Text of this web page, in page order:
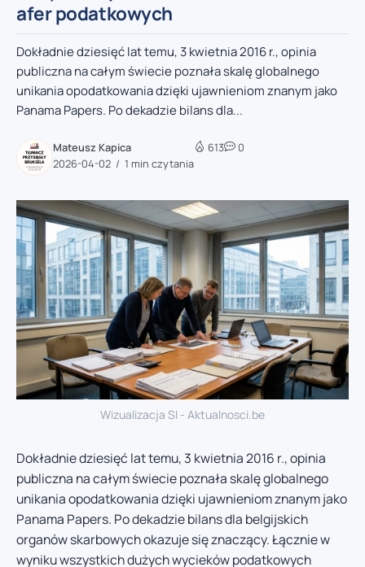
afer podatkowych
Dokładnie dziesięć lat temu, 3 kwietnia 2016 r., opinia
publiczna na całym świecie poznała skalę globalnego
unikania opodatkowania dzięki ujawnieniom znanym jako
Panama Papers. Po dekadzie bilans dla...
Mateusz Kapica
2026-04-02
1 min czytania
613 0
Wizualizacja SI - Aktualnosci.be
Dokładnie dziesięć lat temu, 3 kwietnia 2016 r., opinia
publiczna na całym świecie poznała skalę globalnego
unikania opodatkowania dzięki ujawnieniom znanym jako
Panama Papers. Po dekadzie bilans dla belgijskich
organów skarbowych okazuje się znaczący. Łącznie w
wyniku wszystkich dużych wycieków podatkowych